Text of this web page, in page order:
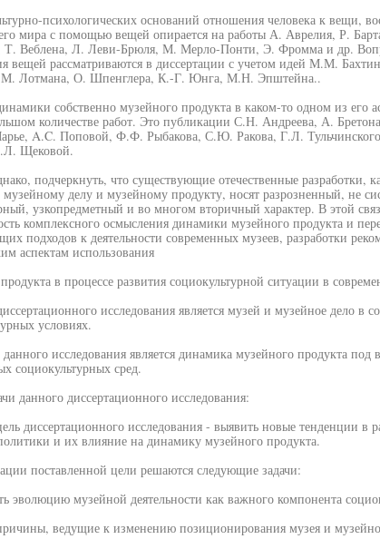
психологических оснований отношения человека к вещи,
мира с помощью вещей опирается на работы А. Аврелия, Р.
Т. Веблена, Л. Леви-Брюля, М. Мерло-Понти, Э. Фромма и др.
вещей рассматриваются в диссертации с учетом идей М.М.
Лотмана, О. Шпенглера, К.-Г. Юнга, М.Н. Эпштейна..
собственно музейного продукта в каком-то одном из его
количестве работ. Это публикации С.Н. Андреева, А.
A.C. Поповой, Ф.Ф. Рыбакова, С.Ю. Ракова, Г.Л.
Щековой.
подчеркнуть, что существующие отечественные разработки,
музейному делу и музейному продукту, носят разрозненный, не
узкопредметный и во многом вторичный характер. В этой
комплексного осмысления динамики музейного продукта и
подходов к деятельности современных музеев, разработки
аспектам использования
в процессе развития социокультурной ситуации в
исследования является музей и музейное дело в
условиях.
исследования является динамика музейного продукта
социокультурных сред.
данного диссертационного исследования:
диссертационного исследования - выявить новые тенденции в
и их влияние на динамику музейного продукта.
поставленной цели решаются следующие задачи:
эволюцию музейной деятельности как важного компонента
ведущие к изменению позиционирования музея и